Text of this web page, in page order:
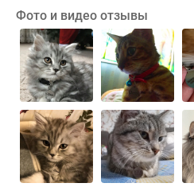
Фото и видео отзывы